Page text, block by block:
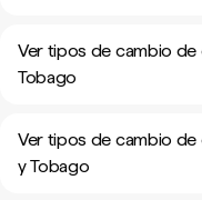
Ver tipos de cambio de
Tobago
Ver tipos de cambio de
y Tobago